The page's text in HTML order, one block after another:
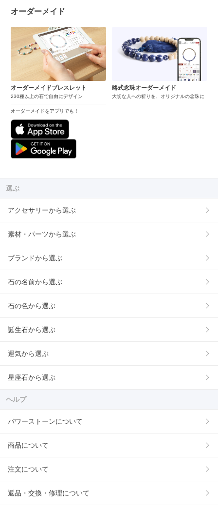
オーダーメイド
オーダーメイドブレスレット
230種以上の石で自由にデザイン
オーダーメイドをアプリでも！
略式念珠オーダーメイド
大切な人への祈りを、オリジナルの念珠に
選ぶ
アクセサリーから選ぶ
素材・パーツから選ぶ
ブランドから選ぶ
石の名前から選ぶ
石の色から選ぶ
誕生石から選ぶ
運気から選ぶ
星座石から選ぶ
ヘルプ
パワーストーンについて
商品について
注文について
返品・交換・修理について